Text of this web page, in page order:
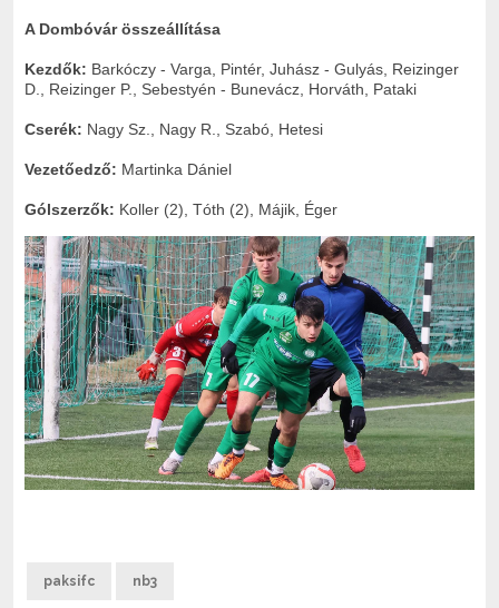
A Dombóvár összeállítása
Kezdők: Barkóczy - Varga, Pintér, Juhász - Gulyás, Reizinger
D., Reizinger P., Sebestyén - Bunevácz, Horváth, Pataki
Cserék: Nagy Sz., Nagy R., Szabó, Hetesi
Vezetőedző: Martinka Dániel
Gólszerzők: Koller (2), Tóth (2), Májik, Éger
paksifc nb3